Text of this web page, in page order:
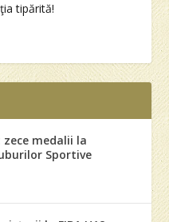
tipărită!
medalii la
Sportive